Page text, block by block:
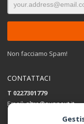
Non facciamo Spam!
CONTATTACI
T 0227301779
Email:altro@sunnext.it